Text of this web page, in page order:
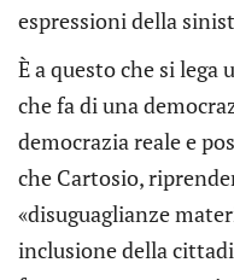
espressioni della
È a questo che si lega
che fa di una
democrazia reale e
che Cartosio,
«disuguaglianze
inclusione della